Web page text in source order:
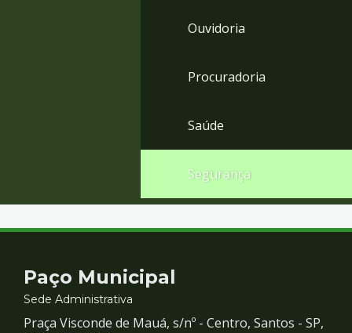
Ouvidoria
Procuradoria
Saúde
Segurança
Contato
e
Paço Municipal
Sede Administrativa
Praça Visconde de Mauá, s/nº - Centro, Santos - SP,